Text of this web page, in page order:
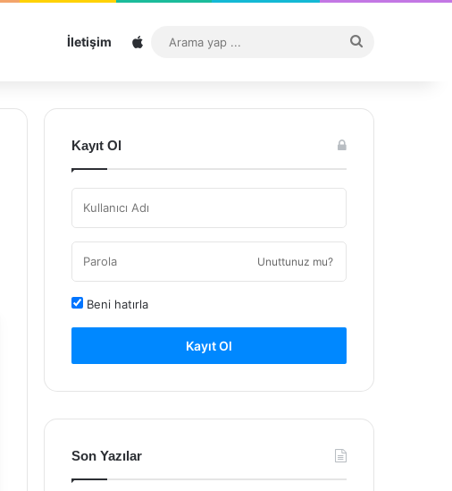
İletişim Sitemap
...
Kayıt Ol
Unuttunuz mu?
Beni hatırla
Kayıt Ol
Son Yazılar